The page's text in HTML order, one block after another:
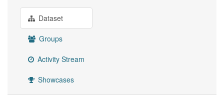
Dataset
Groups
Activity Stream
Showcases